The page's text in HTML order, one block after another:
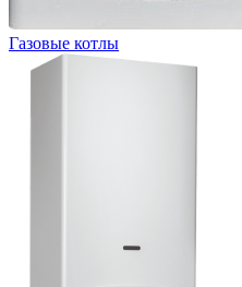
Газовые котлы